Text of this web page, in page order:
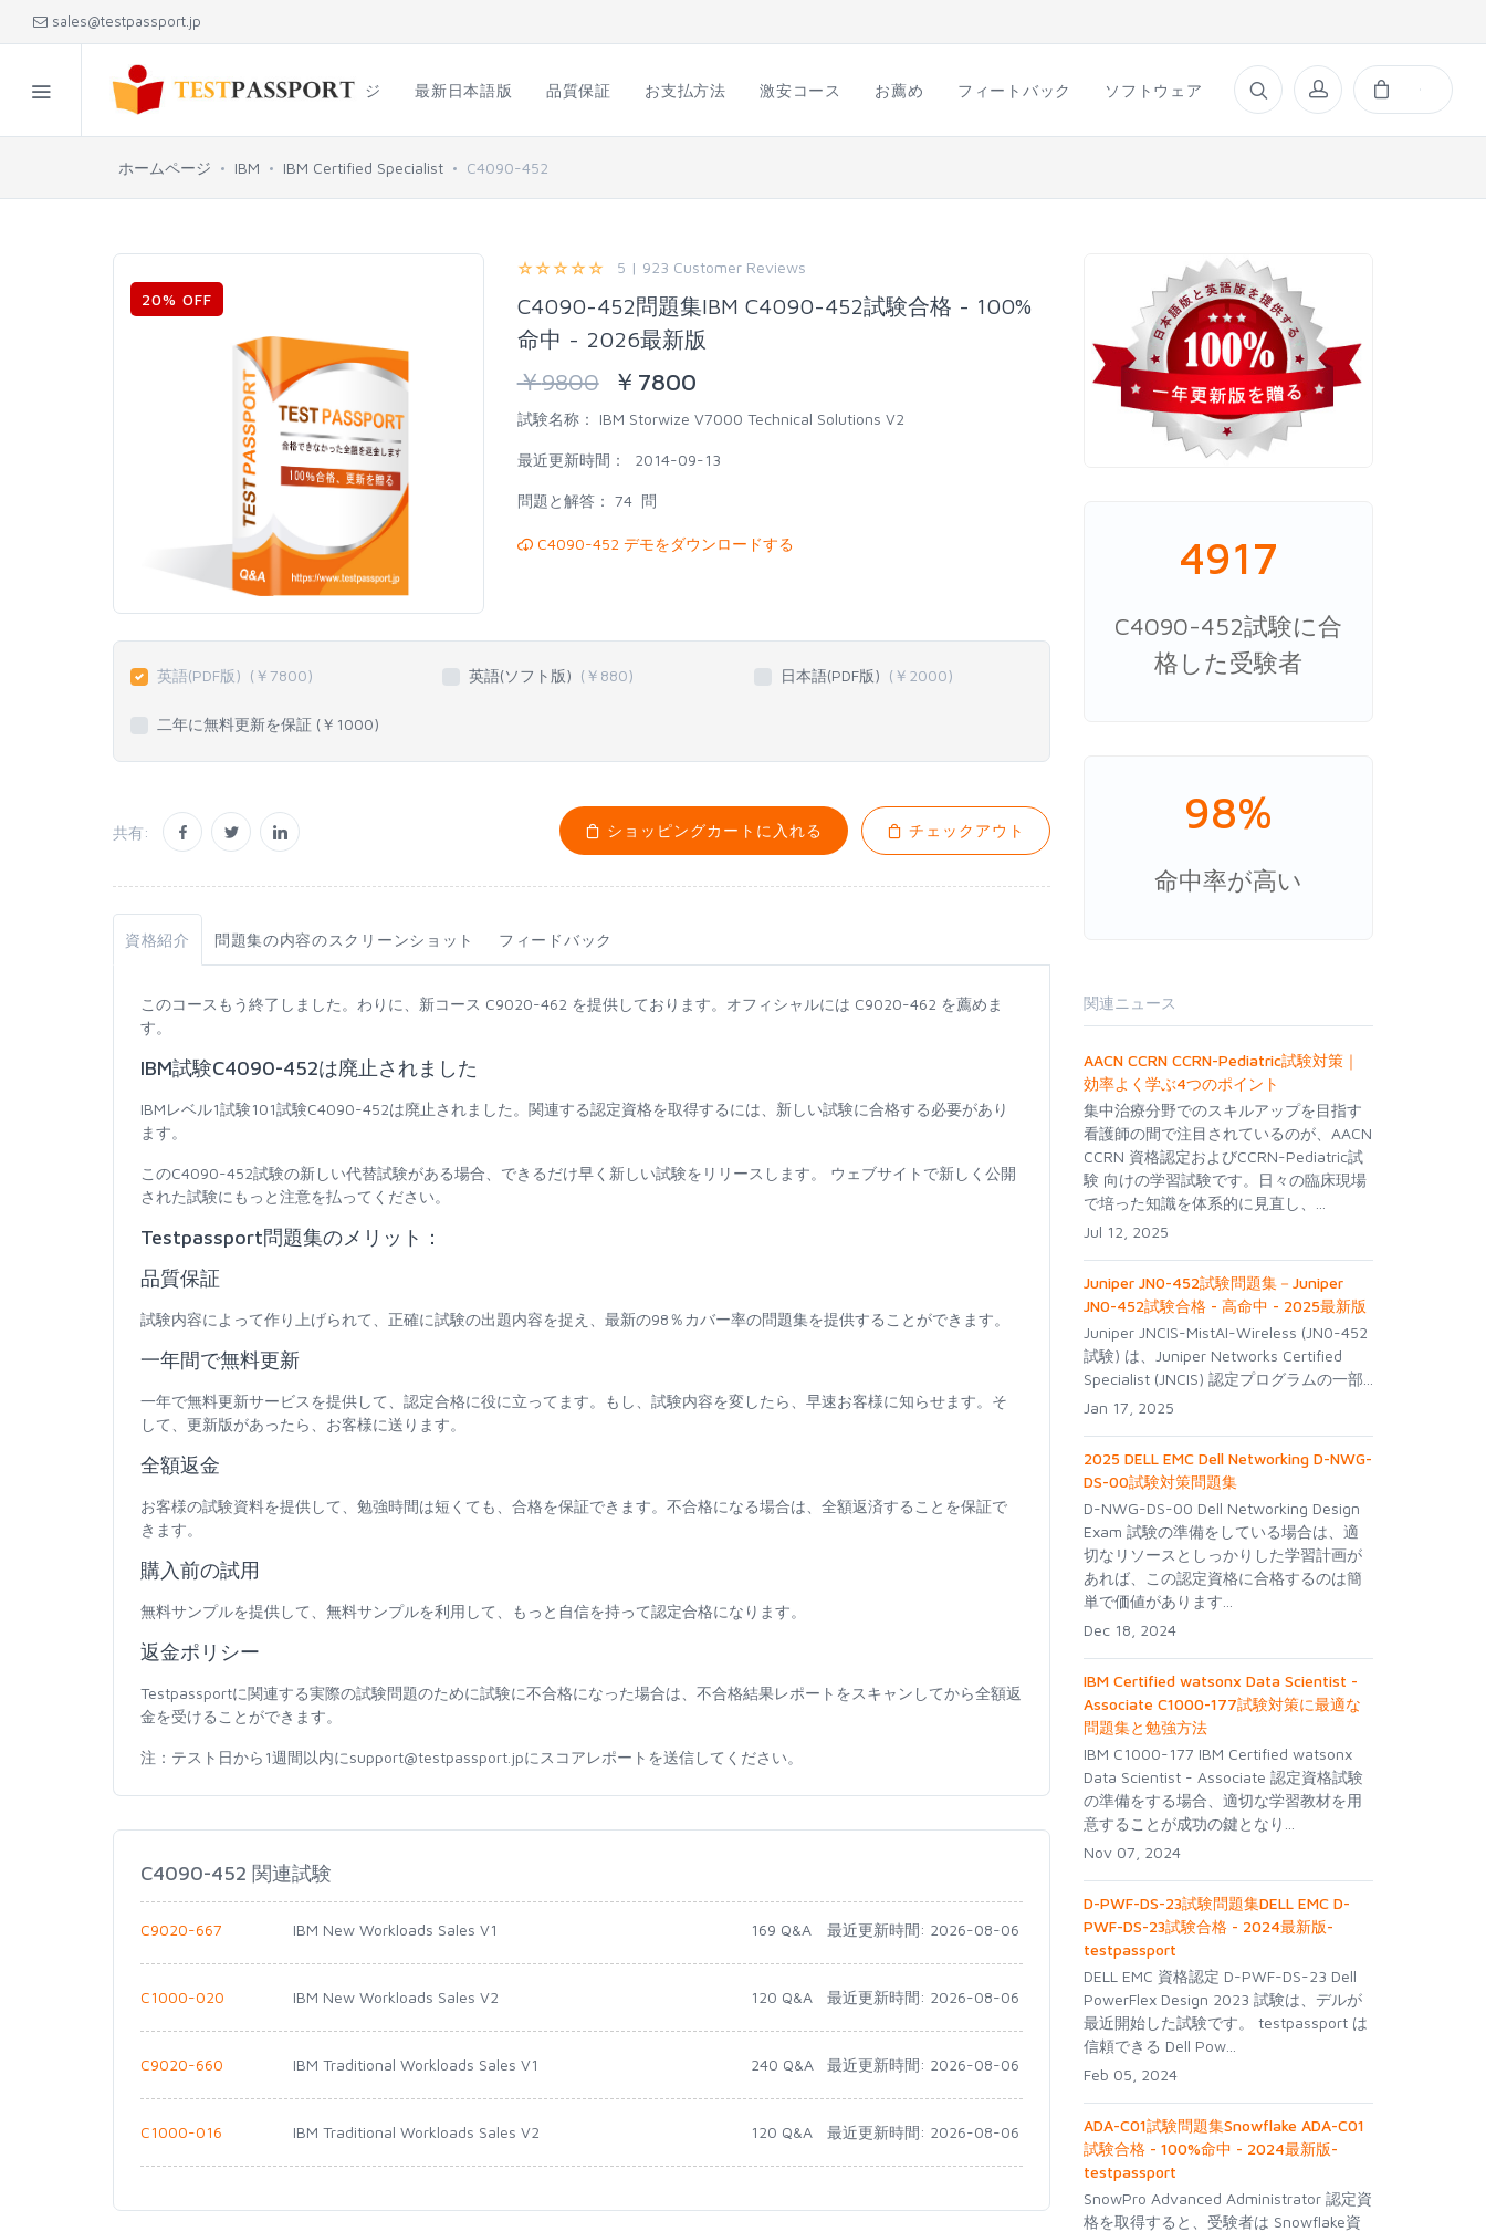
sales@testpassport.jp
ホームページ 最新日本語版 品質保証 お支払方法 激安コース お薦め フィートバック ソフトウェア
ホームページ IBM IBM Certified Specialist C4090-452
20% OFF
5 | 923 Customer Reviews
C4090-452問題集IBM C4090-452試験合格 - 100%
命中 - 2026最新版
￥9800￥ 7800
試験名称： IBM Storwize V7000 Technical Solutions V2
最近更新時間： 2014-09-13
問題と解答： 74 問
C4090-452 デモをダウンロードする
英語(PDF版) (￥7800) 英語(ソフト版) (￥ 880) 日本語(PDF版) (￥ 2000)
二年に無料更新を保証 (￥ 1000)
共有: ショッピングカートに入れる チェックアウト
資格紹介 問題集の内容のスクリーンショット フィードバック
このコースもう終了しました。わりに、新コース C9020-462 を提供しております。オフィシャルには C9020-462 を薦めま
す。
IBM試験C4090-452は廃止されました
IBMレベル1試験101試験C4090-452は廃止されました。関連する認定資格を取得するには、新しい試験に合格する必要があり
ます。
このC4090-452試験の新しい代替試験がある場合、できるだけ早く新しい試験をリリースします。 ウェブサイトで新しく公開
された試験にもっと注意を払ってください。
Testpassport問題集のメリット：
品質保証
試験内容によって作り上げられて、正確に試験の出題内容を捉え、最新の98％カバー率の問題集を提供することができます。
一年間で無料更新
一年で無料更新サービスを提供して、認定合格に役に立ってます。もし、試験内容を変したら、早速お客様に知らせます。そ
して、更新版があったら、お客様に送ります。
全額返金
お客様の試験資料を提供して、勉強時間は短くても、合格を保証できます。不合格になる場合は、全額返済することを保証で
きます。
購入前の試用
無料サンプルを提供して、無料サンプルを利用して、もっと自信を持って認定合格になります。
返金ポリシー
Testpassportに関連する実際の試験問題のために試験に不合格になった場合は、不合格結果レポートをスキャンしてから全額返
金を受けることができます。
注：テスト日から1週間以内にsupport@testpassport.jpにスコアレポートを送信してください。
C4090-452 関連試験
C9020-667 IBM New Workloads Sales V1 169 Q&A 最近更新時間: 2026-08-06
C1000-020 IBM New Workloads Sales V2 120 Q&A 最近更新時間: 2026-08-06
C9020-660 IBM Traditional Workloads Sales V1 240 Q&A 最近更新時間: 2026-08-06
C1000-016 IBM Traditional Workloads Sales V2 120 Q&A 最近更新時間: 2026-08-06
4917
C4090-452試験に合
格した受験者
98%
命中率が高い
関連ニュース
AACN CCRN CCRN-Pediatric試験対策｜
効率よく学ぶ4つのポイント
集中治療分野でのスキルアップを目指す
看護師の間で注目されているのが、AACN
CCRN 資格認定およびCCRN-Pediatric試
験 向けの学習試験です。日々の臨床現場
で培った知識を体系的に見直し、...
Jul 12, 2025
Juniper JN0-452試験問題集－Juniper
JN0-452試験合格 - 高命中 - 2025最新版
Juniper JNCIS-MistAI-Wireless (JN0-452
試験) は、Juniper Networks Certified
Specialist (JNCIS) 認定プログラムの一部...
Jan 17, 2025
2025 DELL EMC Dell Networking D-NWG-
DS-00試験対策問題集
D-NWG-DS-00 Dell Networking Design
Exam 試験の準備をしている場合は、適
切なリソースとしっかりした学習計画が
あれば、この認定資格に合格するのは簡
単で価値があります...
Dec 18, 2024
IBM Certified watsonx Data Scientist -
Associate C1000-177試験対策に最適な
問題集と勉強方法
IBM C1000-177 IBM Certified watsonx
Data Scientist - Associate 認定資格試験
の準備をする場合、適切な学習教材を用
意することが成功の鍵となり...
Nov 07, 2024
D-PWF-DS-23試験問題集DELL EMC D-
PWF-DS-23試験合格 - 2024最新版-
testpassport
DELL EMC 資格認定 D-PWF-DS-23 Dell
PowerFlex Design 2023 試験は、デルが
最近開始した試験です。 testpassport は
信頼できる Dell Pow...
Feb 05, 2024
ADA-C01試験問題集Snowflake ADA-C01
試験合格 - 100%命中 - 2024最新版-
testpassport
SnowPro Advanced Administrator 認定資
格を取得すると、受験者は Snowflake資